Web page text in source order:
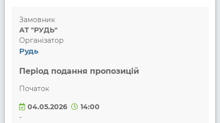
Замовник
АТ "РУДЬ"
Організатор
Рудь
Період подання пропозицій
Початок
04.05.2026
14:00
-